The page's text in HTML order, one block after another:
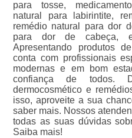
para tosse,
natural para labirintite,
remédio natural para dor
para dor de cabeça,
Apresentando produtos
conta com profissionais
modernas e em bom
confiança de todos.
dermocosmético e
isso, aproveite a sua
saber mais. Nossos
todas as suas dúvidas
Saiba mais!